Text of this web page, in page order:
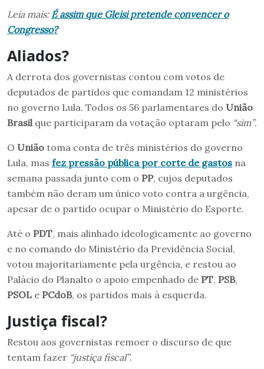
Leia mais: É assim que Gleisi pretende convencer o
Congresso?
Aliados?
A derrota dos governistas contou com votos de
deputados de partidos que comandam 12 ministérios
no governo Lula. Todos os 56 parlamentares do União
Brasil que participaram da votação optaram pelo “sim”.
O União toma conta de três ministérios do governo
Lula, mas fez pressão pública por corte de gastos na
semana passada junto com o PP, cujos deputados
também não deram um único voto contra a urgência,
apesar de o partido ocupar o Ministério do Esporte.
Até o PDT, mais alinhado ideologicamente ao governo
e no comando do Ministério da Previdência Social,
votou majoritariamente pela urgência, e restou ao
Palácio do Planalto o apoio empenhado de PT, PSB,
PSOL e PCdoB, os partidos mais à esquerda.
Justiça fiscal?
Restou aos governistas remoer o discurso de que
tentam fazer “justiça fiscal”.